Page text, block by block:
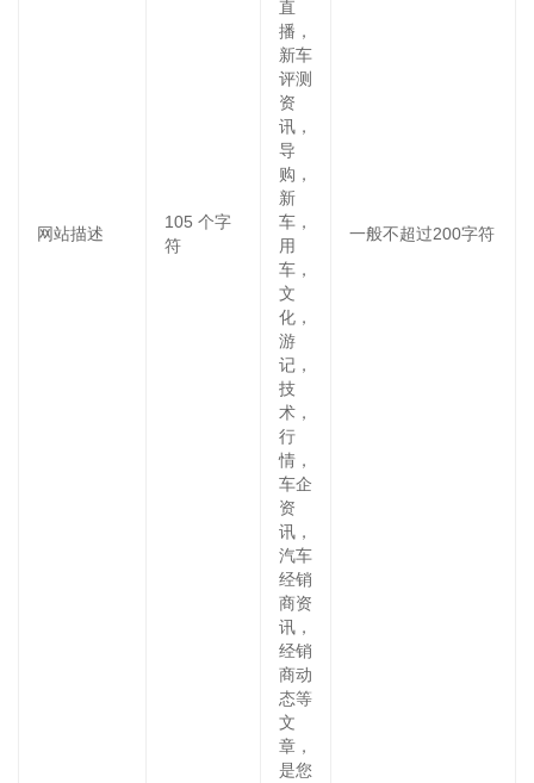
网站描述
105 个字
符
直
播，
新车
评测
资
讯，
导
购，
新
车，
用
车，
文
化，
游
记，
技
术，
行
情，
车企
资
讯，
汽车
经销
商资
讯，
经销
商动
态等
文
章，
是您
一般不超过200字符